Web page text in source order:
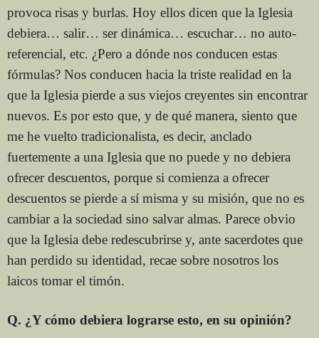
provoca risas y burlas. Hoy ellos dicen que la Iglesia
debiera… salir… ser dinámica… escuchar… no auto-
referencial, etc. ¿Pero a dónde nos conducen estas
fórmulas? Nos conducen hacia la triste realidad en la
que la Iglesia pierde a sus viejos creyentes sin encontrar
nuevos. Es por esto que, y de qué manera, siento que
me he vuelto tradicionalista, es decir, anclado
fuertemente a una Iglesia que no puede y no debiera
ofrecer descuentos, porque si comienza a ofrecer
descuentos se pierde a sí misma y su misión, que no es
cambiar a la sociedad sino salvar almas. Parece obvio
que la Iglesia debe redescubrirse y, ante sacerdotes que
han perdido su identidad, recae sobre nosotros los
laicos tomar el timón.
Q. ¿Y cómo debiera lograrse esto, en su opinión?